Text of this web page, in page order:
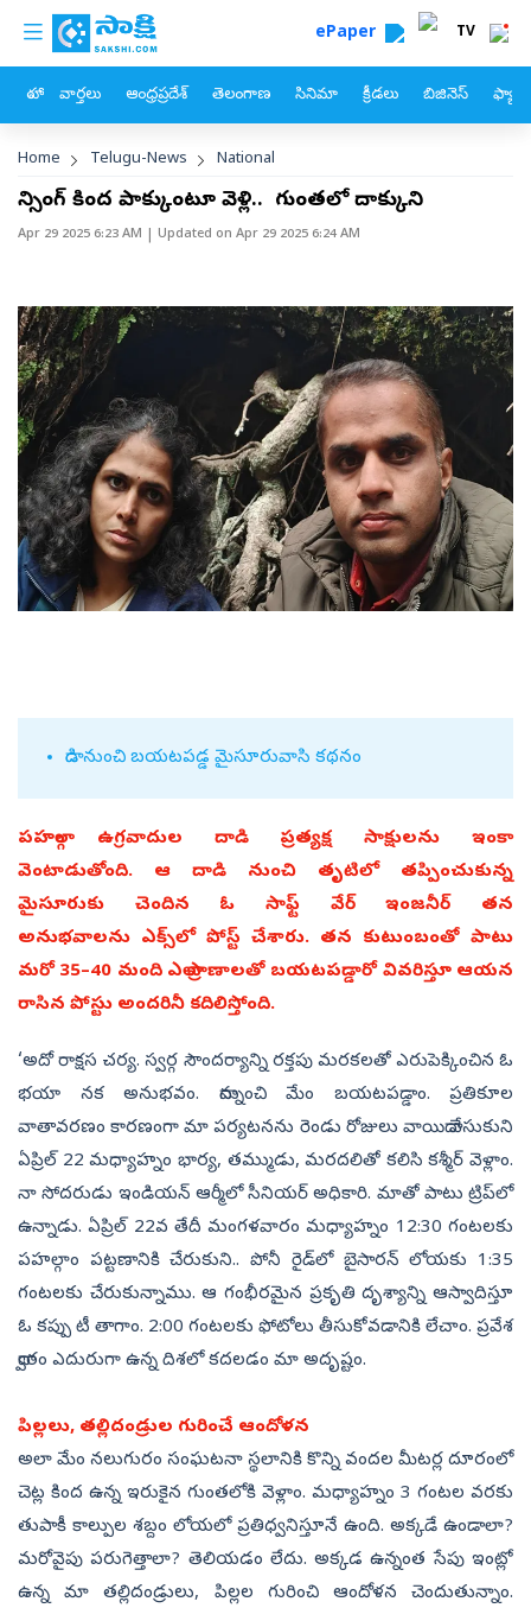
Skip to main content
custom menu ePaper TV
హోం వార్తలు ఆంధ్రప్రదేశ్ తెలంగాణ సినిమా క్రీడలు బిజినెస్
Breadcrumb
Home Telugu-News National
ఫెన్సింగ్‌ కింద పాక్కుంటూ వెళ్లి.. గుంతలో దాక్కుని
Apr 29 2025 6:23 AM | Updated on Apr 29 2025 6:24 AM
దాడి నుంచి బయటపడ్డ మైసూరువాసి కథనం
పహల్గాం ఉగ్రవాదుల దాడి ప్రత్యక్ష సాక్షులను ఇంకా
వెంటాడుతోంది. ఆ దాడి నుంచి తృటిలో తప్పించుకున్న
మైసూరుకు చెందిన ఓ సాఫ్ట్‌ వేర్‌ ఇంజనీర్‌ తన
అనుభవాలను ఎక్స్‌లో పోస్ట్‌ చేశారు. తన కుటుంబంతో పాటు
మరో 35–40 మంది ఎలా ప్రాణాలతో బయటపడ్డారో వివరిస్తూ ఆయన
రాసిన పోస్టు అందరినీ కదిలిస్తోంది.
‘అదో రాక్షస చర్య. స్వర్గ సౌందర్యాన్ని రక్తపు మరకలతో ఎరుపెక్కించిన ఓ
భయా నక అనుభవం. దాన్నుంచి మేం బయటపడ్డాం. ప్రతికూల
వాతావరణం కారణంగా మా పర్యటనను రెండు రోజులు వాయిదా వేసుకుని
ఏప్రిల్‌ 22 మధ్యాహ్నం భార్య, తమ్ముడు, మరదలితో కలిసి కశ్మీర్‌ వెళ్లాం.
నా సోదరుడు ఇండియన్‌ ఆర్మీలో సీనియర్‌ అధికారి. మాతో పాటు ట్రిప్‌లో
ఉన్నాడు. ఏప్రిల్‌ 22వ తేదీ మంగళవారం మధ్యాహ్నం 12:30 గంటలకు
పహల్గాం పట్టణానికి చేరుకుని.. పోనీ రైడ్‌లో బైసారన్‌ లోయకు 1:35
గంటలకు చేరుకున్నాము. ఆ గంభీరమైన ప్రకృతి దృశ్యాన్ని ఆస్వాదిస్తూ
ఓ కప్పు టీ తాగాం. 2:00 గంటలకు ఫోటోలు తీసుకోవడానికి లేచాం. ప్రవేశ
ద్వారం ఎదురుగా ఉన్న దిశలో కదలడం మా అదృష్టం.
పిల్లలు, తల్లిదండ్రుల గురించే ఆందోళన
అలా మేం నలుగురం సంఘటనా స్థలానికి కొన్ని వందల మీటర్ల దూరంలో
చెట్ల కింద ఉన్న ఇరుకైన గుంతలోకి వెళ్లాం. మధ్యాహ్నం 3 గంటల వరకు
తుపాకీ కాల్పుల శబ్దం లోయలో ప్రతిధ్వనిస్తూనే ఉంది. అక్కడే ఉండాలా?
మరోవైపు పరుగెత్తాలా? తెలియడం లేదు. అక్కడ ఉన్నంత సేపు ఇంట్లో
ఉన్న మా తల్లిదండ్రులు, పిల్లల గురించి ఆందోళన చెందుతున్నాం.